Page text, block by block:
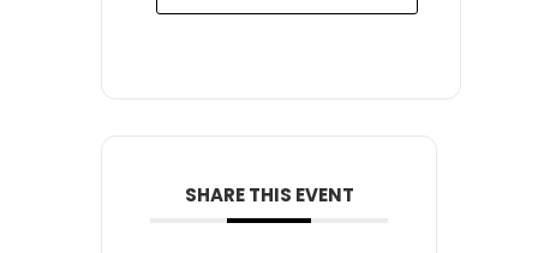
SHARE THIS EVENT